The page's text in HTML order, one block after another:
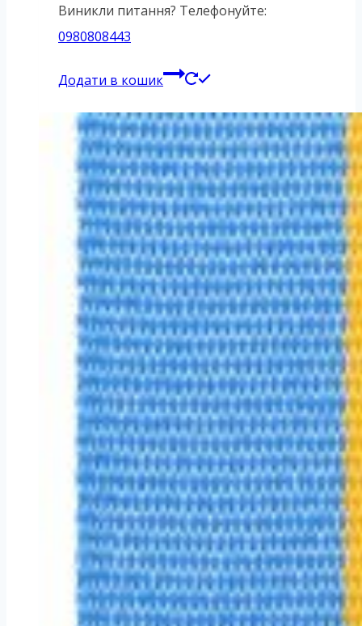
Виникли питання? Телефонуйте:
0980808443
Додати в кошик